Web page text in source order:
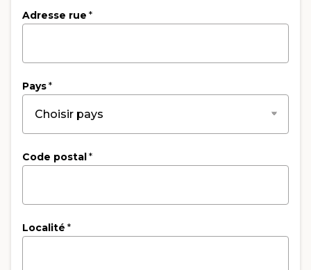
Adresse rue *
Pays*
Code postal *
Localité *